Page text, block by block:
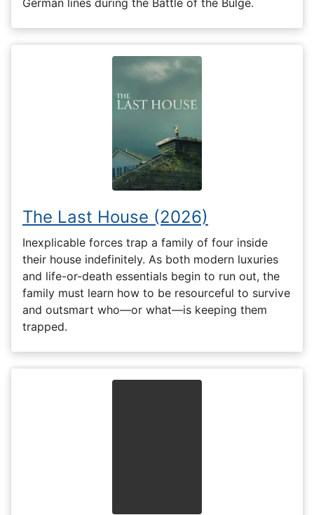
German lines during the Battle of the Bulge.
The Last House (2026)
Inexplicable forces trap a family of four inside
their house indefinitely. As both modern luxuries
and life-or-death essentials begin to run out, the
family must learn how to be resourceful to survive
and outsmart who—or what—is keeping them
trapped.